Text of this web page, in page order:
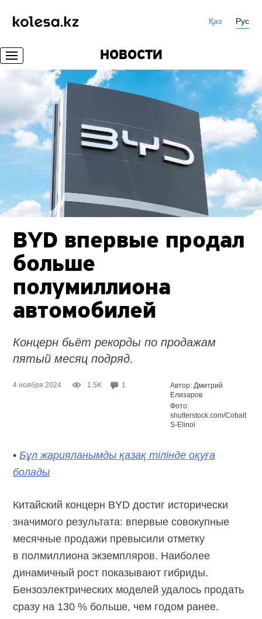
Қаз Рус
НОВОСТИ
BYD впервые продал
больше
полумиллиона
автомобилей
Концерн бьёт рекорды по продажам
пятый месяц подряд.
4 ноября 2024 1.5K 1
Автор: Дмитрий
Елизаров
Фото:
shutterstock.com/Cobalt
S-Elinoi
•Бұл жарияланымды қазақ тілінде оқуға
болады
Китайский концерн BYD достиг исторически
значимого результата: впервые совокупные
месячные продажи превысили отметку
в полмиллиона экземпляров. Наиболее
динамичный рост показывают гибриды.
Бензоэлектрических моделей удалось продать
сразу на 130 % больше, чем годом ранее.